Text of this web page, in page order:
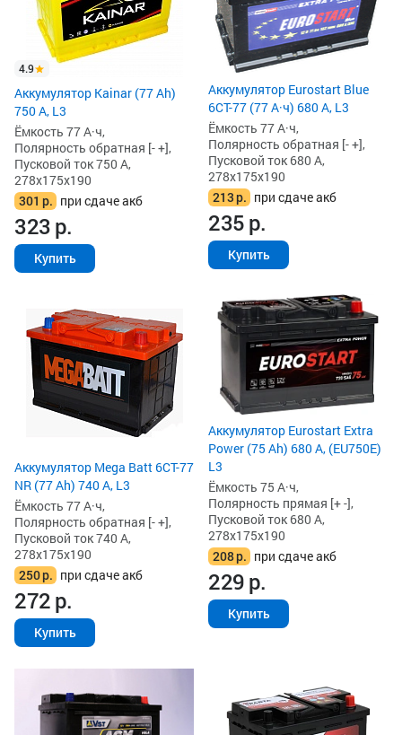
4.9
Аккумулятор Kainar (77 Ah)
750 А, L3
Ёмкость 77 А·ч,
Полярность обратная [- +],
Пусковой ток 750 А,
278x175x190
301 р. при сдаче акб
323р.
Купить
Аккумулятор Eurostart Blue
6CT-77 (77 А·ч) 680 А, L3
Ёмкость 77 А·ч,
Полярность обратная [- +],
Пусковой ток 680 А,
278x175x190
213р. при сдаче акб
235р.
Купить
Аккумулятор Mega Batt 6CT-77
NR (77 Ah) 740 А, L3
Ёмкость 77 А·ч,
Полярность обратная [- +],
Пусковой ток 740 А,
278x175x190
250р. при сдаче акб
272р.
Купить
Аккумулятор Eurostart Extra
Power (75 Ah) 680 А, (EU750E)
L3
Ёмкость 75 А·ч,
Полярность прямая [+ -],
Пусковой ток 680 А,
278x175x190
208р. при сдаче акб
229р.
Купить